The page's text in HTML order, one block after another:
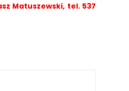
Matuszewski, tel. 537